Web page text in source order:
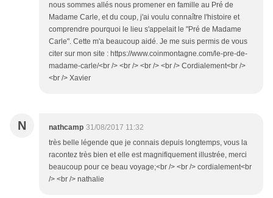
nous sommes allés nous promener en famille au Pré de
Madame Carle, et du coup, j'ai voulu connaître l'histoire et
comprendre pourquoi le lieu s'appelait le "Pré de Madame
Carle". Cette m'a beaucoup aidé. Je me suis permis de vous
citer sur mon site : https://www.coinmontagne.com/le-pre-de-
madame-carle/<br /> <br /> <br /> <br /> Cordialement<br />
<br /> Xavier
N nathcamp 31/08/2017 11:32
très belle légende que je connais depuis longtemps, vous la
racontez très bien et elle est magnifiquement illustrée, merci
beaucoup pour ce beau voyage;<br /> <br /> cordialement<br
/> <br /> nathalie